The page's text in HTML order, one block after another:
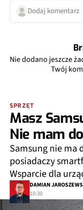
Dodaj komentarz
Nie dodano jeszcze
Twój
SPRZĘT
Masz
Nie mam
Samsung nie ma
posiadaczy
Wsparcie dla
DAMIAN
10:30